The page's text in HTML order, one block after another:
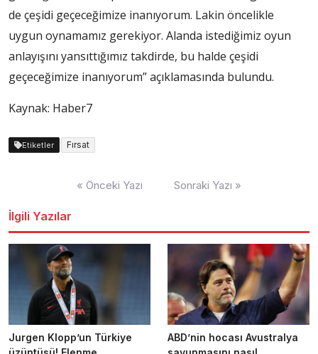
de çeşidi geçeceğimize inanıyorum. Lakin öncelikle
uygun oynamamız gerekiyor. Alanda istediğimiz oyun
anlayışını yansıttığımız takdirde, bu halde çeşidi
geçeceğimize inanıyorum” açıklamasında bulundu.
Kaynak: Haber7
Etiketler Fırsat
« Önceki Yazı Sonraki Yazı »
İlgili Yazılar
Jurgen Klopp’un Türkiye
ABD’nin hocası Avustralya